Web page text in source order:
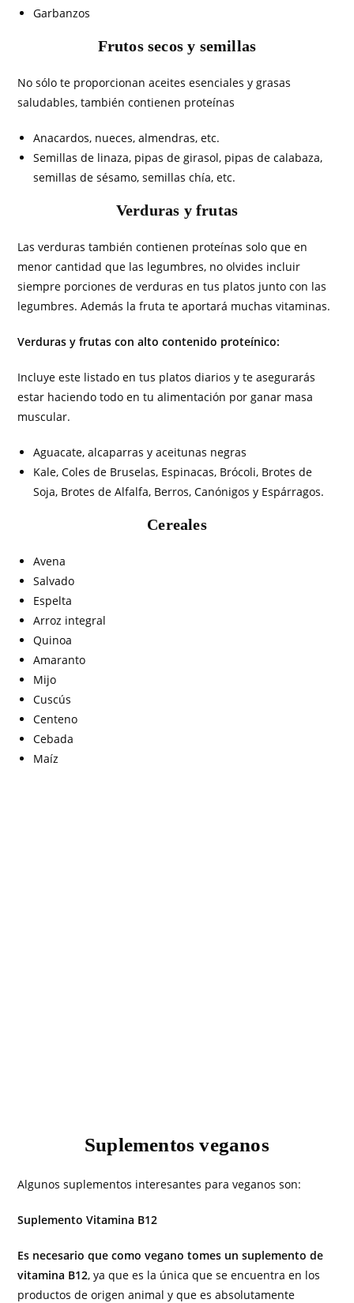
Garbanzos
Frutos secos y semillas
No sólo te proporcionan aceites esenciales y grasas
saludables, también contienen proteínas
Anacardos, nueces, almendras, etc.
Semillas de linaza, pipas de girasol, pipas de calabaza,
semillas de sésamo, semillas chía, etc.
Verduras y frutas
Las verduras también contienen proteínas solo que en
menor cantidad que las legumbres, no olvides incluir
siempre porciones de verduras en tus platos junto con las
legumbres. Además la fruta te aportará muchas vitaminas.
Verduras y frutas con alto contenido proteínico:
Incluye este listado en tus platos diarios y te asegurarás
estar haciendo todo en tu alimentación por ganar masa
muscular.
Aguacate, alcaparras y aceitunas negras
Kale, Coles de Bruselas, Espinacas, Brócoli, Brotes de
Soja, Brotes de Alfalfa, Berros, Canónigos y Espárragos.
Cereales
Avena
Salvado
Espelta
Arroz integral
Quinoa
Amaranto
Mijo
Cuscús
Centeno
Cebada
Maíz
Suplementos veganos
Algunos suplementos interesantes para veganos son:
Suplemento Vitamina B12
Es necesario que como vegano tomes un suplemento de
vitamina B12, ya que es la única que se encuentra en los
productos de origen animal y que es absolutamente